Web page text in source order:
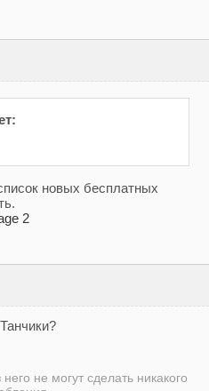
новых бесплатных
2
не могут сделать никакого